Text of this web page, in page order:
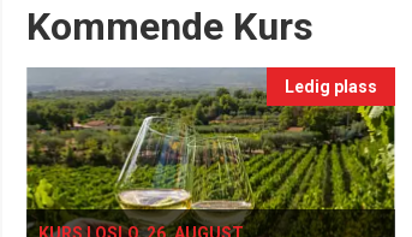
Events
Kommende Kurs
Ledig plass